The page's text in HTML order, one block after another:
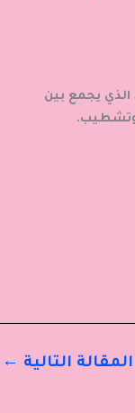
يجمع بين
وتشطيب.
المقالة التالية ←